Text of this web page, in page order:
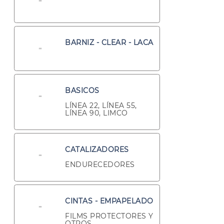
BARNIZ - CLEAR - LACA
BASICOS
LÍNEA 22, LÍNEA 55,
LÍNEA 90, LIMCO
CATALIZADORES
ENDURECEDORES
CINTAS - EMPAPELADO
FILMS PROTECTORES Y